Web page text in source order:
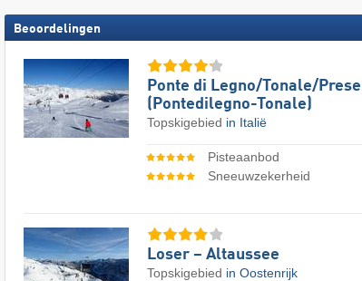
Beoordelingen
Ponte di Legno/​​Tonale/​​
(Pontedilegno-Tonale)
Topskigebied in Italië
Pisteaanbod
Sneeuwzekerheid
Loser – Altaussee
Topskigebied in Oostenrijk